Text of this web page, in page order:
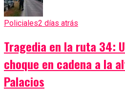
Policiales2 días atrás
Tragedia en la ruta 34:
choque en cadena a la
Palacios